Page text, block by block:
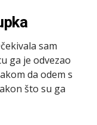
sam
ga je odvezao
da odem s
što su ga